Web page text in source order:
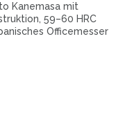
Kanemasa mit
59–60 HRC
Officemesser